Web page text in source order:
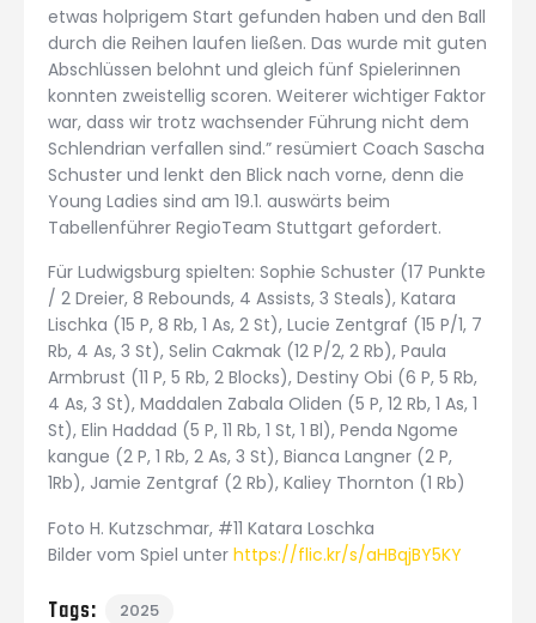
etwas holprigem Start gefunden haben und den Ball
durch die Reihen laufen ließen. Das wurde mit guten
Abschlüssen belohnt und gleich fünf Spielerinnen
konnten zweistellig scoren. Weiterer wichtiger Faktor
war, dass wir trotz wachsender Führung nicht dem
Schlendrian verfallen sind.” resümiert Coach Sascha
Schuster und lenkt den Blick nach vorne, denn die
Young Ladies sind am 19.1. auswärts beim
Tabellenführer RegioTeam Stuttgart gefordert.
Für Ludwigsburg spielten: Sophie Schuster (17 Punkte
/ 2 Dreier, 8 Rebounds, 4 Assists, 3 Steals), Katara
Lischka (15 P, 8 Rb, 1 As, 2 St), Lucie Zentgraf (15 P/1, 7
Rb, 4 As, 3 St), Selin Cakmak (12 P/2, 2 Rb), Paula
Armbrust (11 P, 5 Rb, 2 Blocks), Destiny Obi (6 P, 5 Rb,
4 As, 3 St), Maddalen Zabala Oliden (5 P, 12 Rb, 1 As, 1
St), Elin Haddad (5 P, 11 Rb, 1 St, 1 Bl), Penda Ngome
kangue (2 P, 1 Rb, 2 As, 3 St), Bianca Langner (2 P,
1Rb), Jamie Zentgraf (2 Rb), Kaliey Thornton (1 Rb)
Foto H. Kutzschmar, #11 Katara Loschka
Bilder vom Spiel unter https://flic.kr/s/aHBqjBY5KY
Tags: 2025